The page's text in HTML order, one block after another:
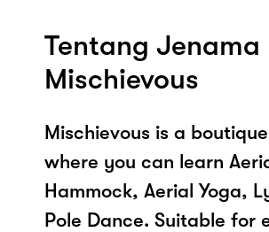
Tentang Jenama
Mischievous
Mischievous is a
where you can learn
Hammock, Aerial Yoga,
Pole Dance. Suitable for